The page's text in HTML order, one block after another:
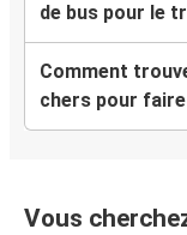
de bus pour le
Comment
chers pour
Vous